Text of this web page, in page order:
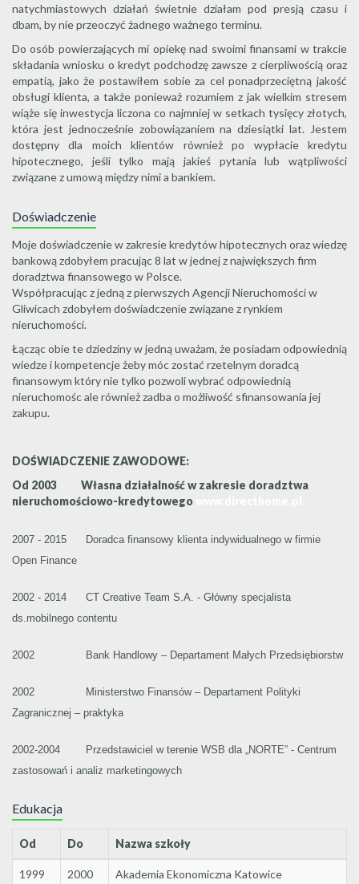
natychmiastowych działań świetnie działam pod presją czasu i
dbam, by nie przeoczyć żadnego ważnego terminu.
Do osób powierzających mi opiekę nad swoimi finansami w trakcie
składania wniosku o kredyt podchodzę zawsze z cierpliwością oraz
empatią, jako że postawiłem sobie za cel ponadprzeciętną jakość
obsługi klienta, a także ponieważ rozumiem z jak wielkim stresem
wiąże się inwestycja liczona co najmniej w setkach tysięcy złotych,
która jest jednocześnie zobowiązaniem na dziesiątki lat. Jestem
dostępny dla moich klientów również po wypłacie kredytu
hipotecznego, jeśli tylko mają jakieś pytania lub wątpliwości
związane z umową między nimi a bankiem.
Doświadczenie
Moje doświadczenie w zakresie kredytów hipotecznych oraz wiedzę
bankową zdobyłem pracując 8 lat w jednej z największych firm
doradztwa finansowego w Polsce.
Współpracując z jedną z pierwszych Agencji Nieruchomości w
Gliwicach zdobyłem doświadczenie związane z rynkiem
nieruchomości.
Łącząc obie te dziedziny w jedną uważam, że posiadam odpowiednią
wiedze i kompetencje żeby móc zostać rzetelnym doradcą
finansowym który nie tylko pozwoli wybrać odpowiednią
nieruchomośc ale również zadba o możliwość sfinansowania jej
zakupu.
DOŚWIADCZENIE ZAWODOWE:
Od 2003 Własna działalność w zakresie doradztwa
nieruchomościowo-kredytowego
2007 - 2015 Doradca finansowy klienta indywidualnego w firmie
Open Finance
2002 - 2014 CT Creative Team S.A. - Główny specjalista
ds.mobilnego contentu
2002 Bank Handlowy – Departament Małych Przedsiębiorstw
2002 Ministerstwo Finansów – Departament Polityki
Zagranicznej – praktyka
2002-2004 Przedstawiciel w terenie WSB dla „NORTE” - Centrum
zastosowań i analiz marketingowych
Edukacja
Od Do Nazwa szkoły
1999 2000 Akademia Ekonomiczna Katowice